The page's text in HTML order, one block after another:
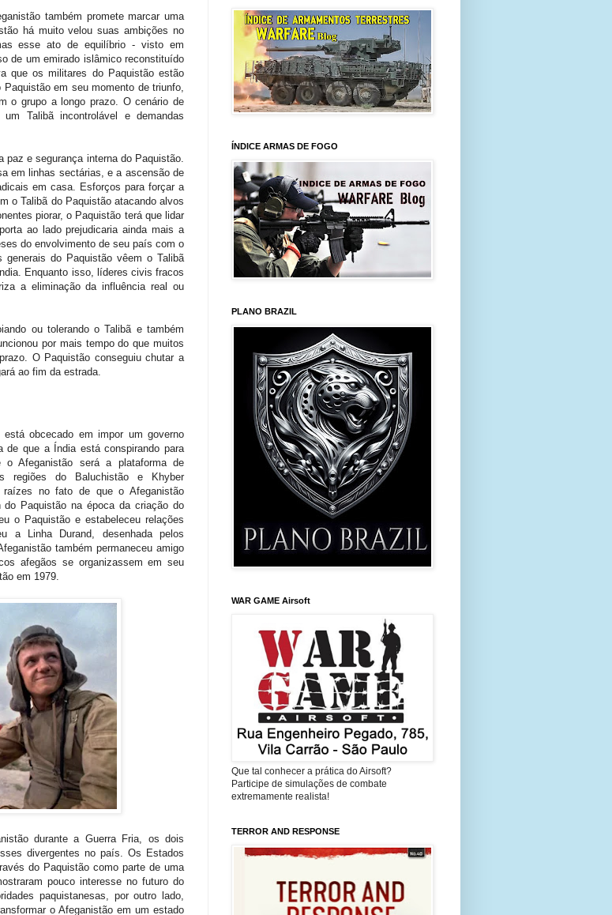
também promete marcar uma
há muito velou suas ambições no
esse ato de equilíbrio - visto em
de um emirado islâmico reconstituído
que os militares do Paquistão estão
em seu momento de triunfo,
o grupo a longo prazo. O cenário de
Talibã incontrolável e demandas
e segurança interna do Paquistão.
em linhas sectárias, e a ascensão de
em casa. Esforços para forçar a
o Talibã do Paquistão atacando alvos
piorar, o Paquistão terá que lidar
ao lado prejudicaria ainda mais a
do envolvimento de seu país com o
do Paquistão vêem o Talibã
Enquanto isso, líderes civis fracos
a eliminação da influência real ou
ou tolerando o Talibã e também
por mais tempo do que muitos
O Paquistão conseguiu chutar a
ao fim da estrada.
obcecado em impor um governo
de que a Índia está conspirando para
Afeganistão será a plataforma de
regiões do Baluchistão e Khyber
no fato de que o Afeganistão
Paquistão na época da criação do
o Paquistão e estabeleceu relações
a Linha Durand, desenhada pelos
também permaneceu amigo
afegãos se organizassem em seu
em 1979.
durante a Guerra Fria, os dois
divergentes no país. Os Estados
do Paquistão como parte de uma
pouco interesse no futuro do
paquistanesas, por outro lado,
o Afeganistão em um estado
ÍNDICE ARMAS DE FOGO
PLANO BRAZIL
WAR GAME Airsoft
Que tal conhecer a prática do Airsoft?
Participe de simulações de combate
extremamente realista!
TERROR AND RESPONSE